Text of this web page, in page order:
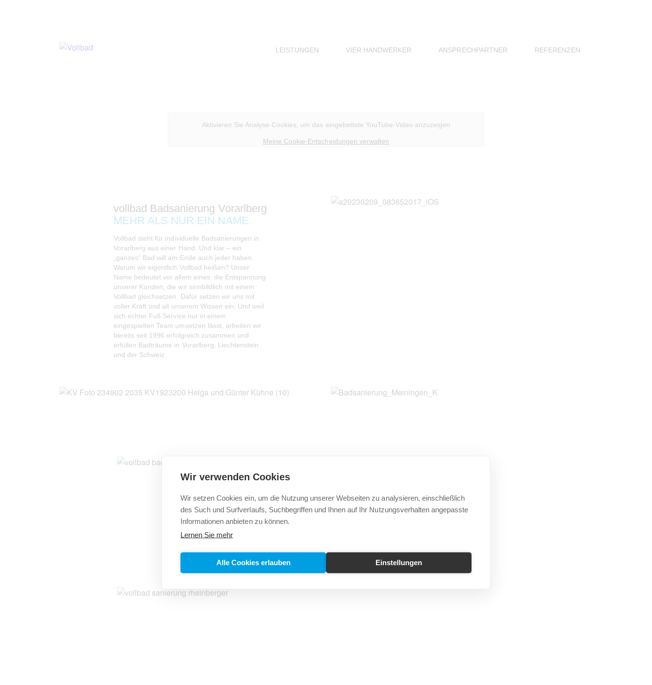
Wir verwenden Cookies
Wir setzen Cookies ein, um die Nutzung unserer Webseiten zu analysieren, einschließlich
des Such und Surfverlaufs, Suchbegriffen und Ihnen auf Ihr Nutzungsverhalten angepasste
Informationen anbieten zu können.
Lernen Sie mehr
Alle Cookies erlauben Einstellungen
LEISTUNGEN VIER HANDWERKER ANSPRECHPARTNER REFERENZEN
Aktivieren Sie Analyse-Cookies, um das eingebettete YouTube-Video anzuzeigen
Meine Cookie-Entscheidungen verwalten
vollbad Badsanierung Vorarlberg
MEHR ALS NUR EIN NAME.
Vollbad steht für individuelle Badsanierungen in
Vorarlberg aus einer Hand. Und klar – ein
„ganzes“ Bad will am Ende auch jeder haben.
Warum wir eigentlich Vollbad heißen? Unser
Name bedeutet vor allem eines: die Entspannung
unserer Kunden, die wir sinnbildlich mit einem
Vollbad gleichsetzen. Dafür setzen wir uns mit
voller Kraft und all unserem Wissen ein. Und weil
sich echter Full-Service nur in einem
eingespielten Team umsetzen lässt, arbeiten wir
bereits seit 1996 erfolgreich zusammen und
erfüllen Badträume in Vorarlberg, Liechtenstein
und der Schweiz.
„Das Badezimmer muss individuellen Ansprüchen gerecht werden
können. Speziell bei barrierefreien Bädern sind kreative
Planung & Verkauf